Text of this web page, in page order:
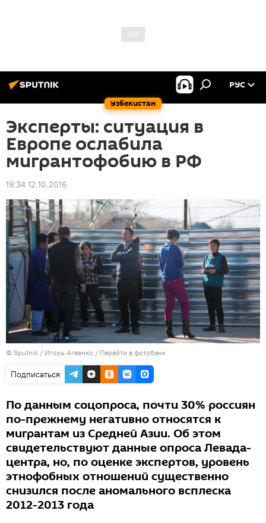
Узбекистан
РУС
Эксперты: ситуация в
Европе ослабила
мигрантофобию в РФ
19:34 12.10.2016
© Sputnik / Игорь Агеенко / Перейти в фотобанк
Подписаться
По данным соцопроса, почти 30% россиян
по-прежнему негативно относятся к
мигрантам из Средней Азии. Об этом
свидетельствуют данные опроса Левада-
центра, но, по оценке экспертов, уровень
этнофобных отношений существенно
снизился после аномального всплеска
2012-2013 года